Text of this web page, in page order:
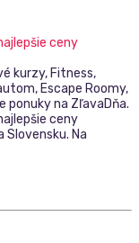
ceny
kurzy, Fitness,
Escape Roomy,
ponuky na ZľavaDňa.
ceny
Slovensku. Na